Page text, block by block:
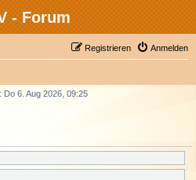
- Forum
Anmelden
Registrieren
Do 6. Aug 2026, 09:25